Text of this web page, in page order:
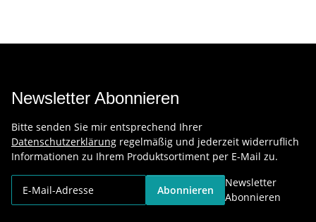
Newsletter Abonnieren
Bitte senden Sie mir entsprechend Ihrer
Datenschutzerklärung regelmäßig und jederzeit widerruflich
Informationen zu Ihrem Produktsortiment per E-Mail zu.
Abonnieren
Newsletter
Abonnieren